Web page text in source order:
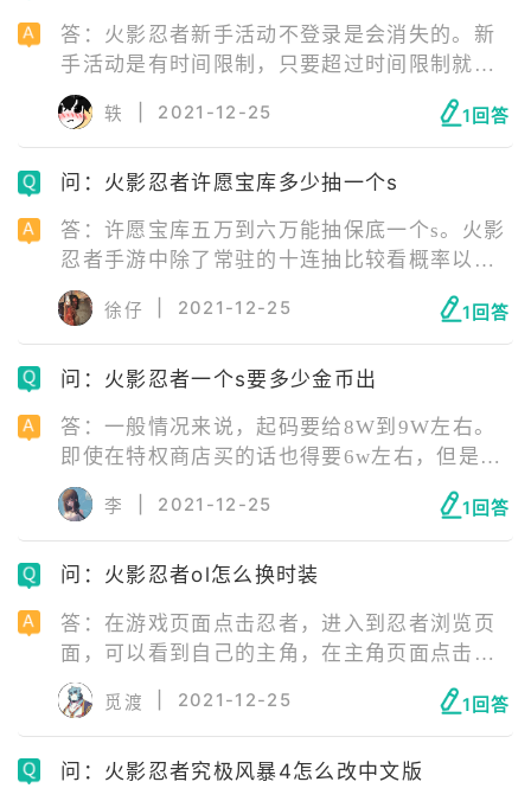
答：火影忍者新手活动不登录是会消失的。新
手活动是有时间限制，只要超过时间限制就不
能获得新手期间的活动，所以如果玩新号的
话，尽量做到每天都登录做任务，这样才能更
快度过新手期，体验火影忍者的乐趣。
轶 2021-12-25 1回答
问：火影忍者许愿宝库多少抽一个s
答：许愿宝库五万到六万能抽保底一个s。火影
忍者手游中除了常驻的十连抽比较看概率以
外，还有各种渠道都存在一些概率问题。强化
饰品和忍具有成功和失败的概率。
徐仔 2021-12-25 1回答
问：火影忍者一个s要多少金币出
答：一般情况来说，起码要给8W到9W左右。
即使在特权商店买的话也得要6w左右，但是要
等待的时间很长，得看运气，并不是什么时候
都有得卖的。特权商店可购买的几率很小。
李 2021-12-25 1回答
问：火影忍者ol怎么换时装
答：在游戏页面点击忍者，进入到忍者浏览页
面，可以看到自己的主角，在主角页面点击时
装。系统会直接进入到时装页面，在时装页面
可以看到当前已有的时装，限时时装也会出现
在该页面。点击拥有的时装，直接点击穿戴，
即可进行时装的装备，从而直接更换主角的外
觅渡 2021-12-25 1回答
问：火影忍者究极风暴4怎么改中文版